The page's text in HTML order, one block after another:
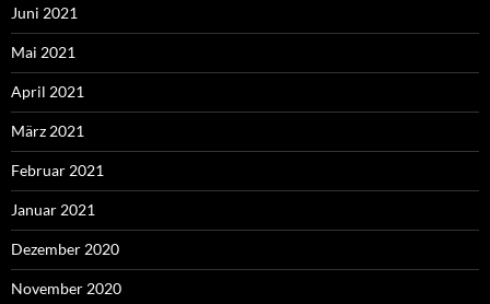
Juni 2021
Mai 2021
April 2021
März 2021
Februar 2021
Januar 2021
Dezember 2020
November 2020